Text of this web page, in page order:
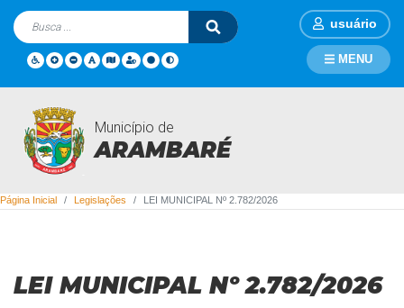
usuário
Município de
ARAMBARÉ
MENU
Legislações
Página Inicial Legislações LEI MUNICIPAL Nº 2.782/2026
LEI MUNICIPAL Nº 2.782/2026